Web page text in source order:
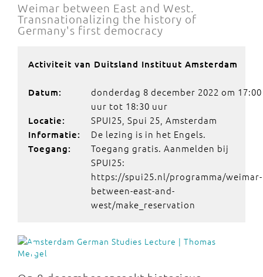
Weimar between East and West.
Transnationalizing the history of
Germany's first democracy
Activiteit van Duitsland Instituut Amsterdam
Datum:
donderdag 8 december 2022 om 17:00
uur tot 18:30 uur
Locatie: SPUI25, Spui 25, Amsterdam
Informatie: De lezing is in het Engels.
Toegang:
Toegang gratis. Aanmelden bij
SPUI25:
https://spui25.nl/programma/weimar-
between-east-and-
west/make_reservation